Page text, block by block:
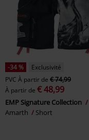
-34 %
Exclusivité
PVC À partir de € 74,99
À partir de € 48,99
EMP Signature Collection
Amarth
Short